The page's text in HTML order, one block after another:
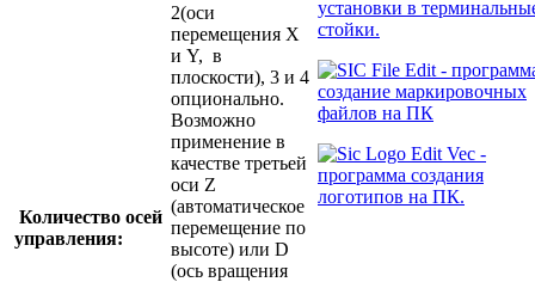
Количество осей
управления:
2(оси
перемещения X
и Y, в
плоскости), 3 и 4
опционально.
Возможно
применение в
качестве третьей
оси Z
(автоматическое
перемещение по
высоте) или D
(ось вращения